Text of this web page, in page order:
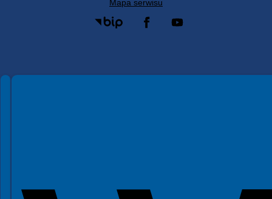
Mapa serwisu
Spełniamy standardy WCAG 2.2
Spełniamy standardy W3C